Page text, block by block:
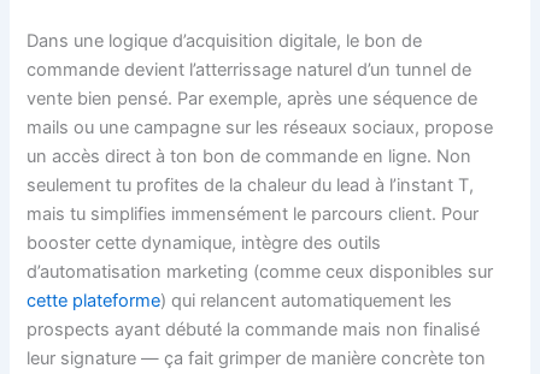
Dans une logique d’acquisition digitale, le bon de
commande devient l’atterrissage naturel d’un tunnel de
vente bien pensé. Par exemple, après une séquence de
mails ou une campagne sur les réseaux sociaux, propose
un accès direct à ton bon de commande en ligne. Non
seulement tu profites de la chaleur du lead à l’instant T,
mais tu simplifies immensément le parcours client. Pour
booster cette dynamique, intègre des outils
d’automatisation marketing (comme ceux disponibles sur
cette plateforme) qui relancent automatiquement les
prospects ayant débuté la commande mais non finalisé
leur signature — ça fait grimper de manière concrète ton